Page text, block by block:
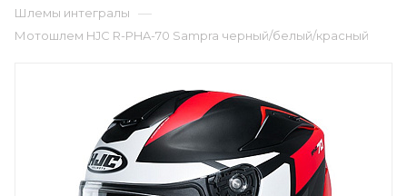
Шлемы интегралы —
Мотошлем HJC R-PHA-70 Sampra черный/белый/красный